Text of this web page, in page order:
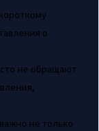
о
не обращают
не только